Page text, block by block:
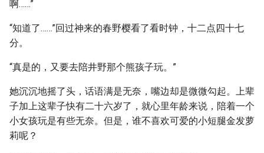
啊……”
“知道了……”回过神来的春野樱看了看时钟，十二点四十七
分。
“真是的，又要去陪井野那个熊孩子玩。”
她沉沉地摇了头，话语满是无奈，嘴边却是微微勾起。上辈
子加上这辈子快有二十六岁了，就心里年龄来说，陪着一个
小女孩玩是有些无奈。但是，谁不喜欢可爱的小短腿金发萝
莉呢？